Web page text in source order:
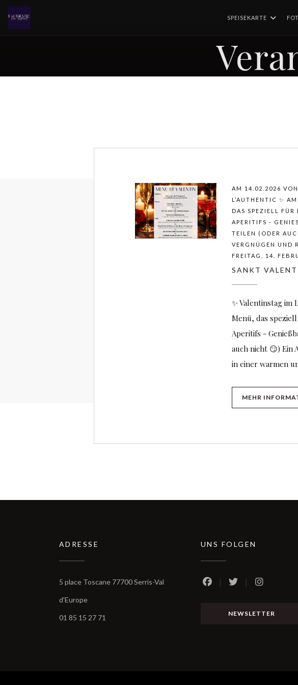
SPEISEKARTE
AM 14.02.2026
L’AUTHENTIC ✨
DAS SPEZIELL
APERITIFS -
ILEN (ODER AUCH
RGNÜGEN UND
EITAG, 14.
SANKT
✨ Valentinstag im
Menü, das
Aperitifs -
auch nicht 😏) Ein
in einer warmen
MEHR
ADRESSE
5 place Toscane 77700 Serris-Val
d'Europe((öffnet ein neues Fenster))
01 85 15 27 71
UNS FOLGEN
Facebook ((öffnet ein
Twitter ((öffnet
NEWSLETTER